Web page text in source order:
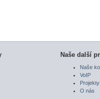
Naše další
Naše
VoIP
Projekty
O nás